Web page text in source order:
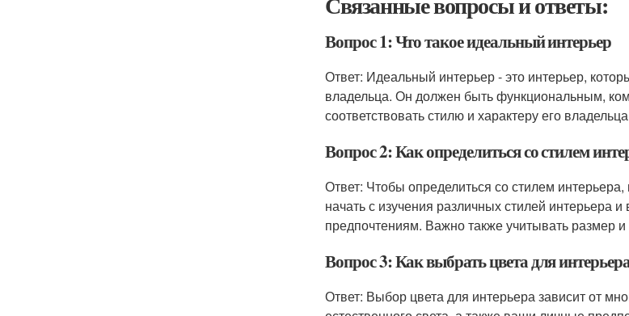
Вопрос 1: Что такое идеальный интерьер
Ответ: Идеальный интерьер - это интерьер,
владельца. Он должен быть функциональным,
соответствовать стилю и характеру его
Вопрос 2: Как определиться со стилем
Ответ: Чтобы определиться со стилем
начать с изучения различных стилей интерьера
предпочтениям. Важно также учитывать размер
Вопрос 3: Как выбрать цвета для
Ответ: Выбор цвета для интерьера зависит от